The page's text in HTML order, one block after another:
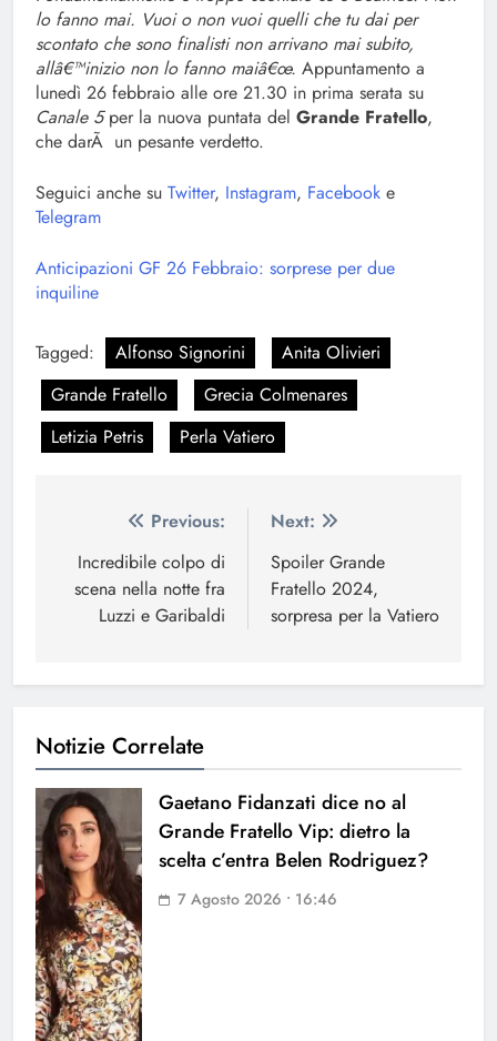
lo fanno mai. Vuoi o non vuoi quelli che tu dai per
scontato che sono finalisti non arrivano mai subito,
allâ€™inizio non lo fanno maiâ€œ. Appuntamento a
lunedì 26 febbraio alle ore 21.30 in prima serata su
Canale 5per la nuova puntata del Grande Fratello,
che darÃ un pesante verdetto.
Seguici anche su Twitter, Instagram, Facebook e
Telegram
Anticipazioni GF 26 Febbraio: sorprese per due
inquiline
Tagged: Alfonso Signorini
Anita Olivieri
Grande Fratello
Grecia Colmenares
Letizia Petris
Perla Vatiero
Navigazione
articoli
Previous:
Incredibile colpo di
scena nella notte fra
Luzzi e Garibaldi
Next:
Spoiler Grande
Fratello 2024,
sorpresa per la Vatiero
Notizie Correlate
Gaetano Fidanzati dice no al
Grande Fratello Vip: dietro la
scelta c’entra Belen Rodriguez?
7 Agosto 2026 • 16:46